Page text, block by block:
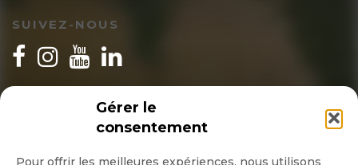
Gérer le
consentement
Pour offrir les meilleures expériences, nous utilisons
SUIVEZ-NOUS
INSCRIPTION NEWSLETTER